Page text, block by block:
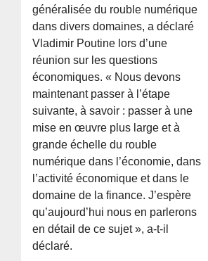
généralisée du rouble numérique
dans divers domaines, a déclaré
Vladimir Poutine lors d’une
réunion sur les questions
économiques. « Nous devons
maintenant passer à l’étape
suivante, à savoir : passer à une
mise en œuvre plus large et à
grande échelle du rouble
numérique dans l’économie, dans
l’activité économique et dans le
domaine de la finance. J’espère
qu’aujourd’hui nous en parlerons
en détail de ce sujet », a-t-il
déclaré.